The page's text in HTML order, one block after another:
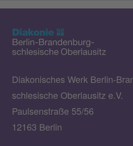
Diakonisches Werk Berlin-
schlesische Oberlausitz e.V.
Paulsenstraße 55/56
12163 Berlin